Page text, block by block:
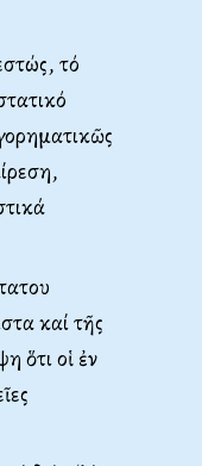
τό
καί τῆς
ὅτι οἱ ἐν